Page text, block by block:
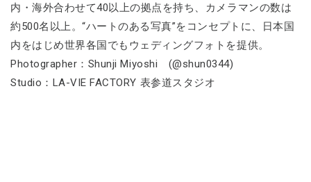
内・海外合わせて40以上の拠点を持ち、カメラマンの数は
約500名以上。“ハートのある写真”をコンセプトに、日本国
内をはじめ世界各国でもウェディングフォトを提供。
Photographer：Shunji Miyoshi (@shun0344)
Studio：LA-VIE FACTORY 表参道スタジオ